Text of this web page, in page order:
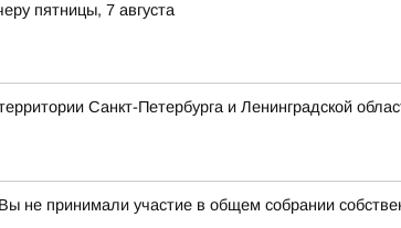
пятницы, 7 августа
Санкт-Петербурга и Ленинградской
не принимали участие в общем собрании